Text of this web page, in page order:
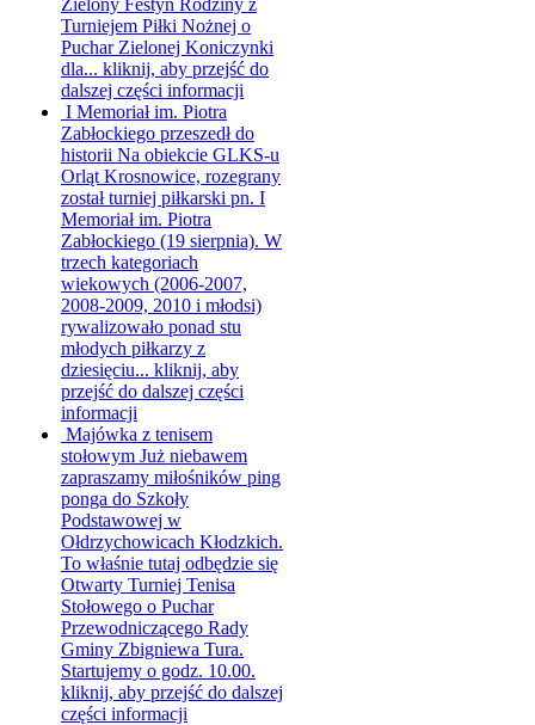
Turniejem Piłki Nożnej o
Puchar Zielonej Koniczynki
dla... kliknij, aby przejść do
dalszej części informacji
I Memoriał im. Piotra
Zabłockiego przeszedł do
historii Na obiekcie GLKS-u
Orląt Krosnowice, rozegrany
został turniej piłkarski pn. I
Memoriał im. Piotra
Zabłockiego (19 sierpnia). W
trzech kategoriach
wiekowych (2006-2007,
2008-2009, 2010 i młodsi)
rywalizowało ponad stu
młodych piłkarzy z
dziesięciu... kliknij, aby
przejść do dalszej części
informacji
Majówka z tenisem
stołowym Już niebawem
zapraszamy miłośników ping
ponga do Szkoły
Podstawowej w
Ołdrzychowicach Kłodzkich.
To właśnie tutaj odbędzie się
Otwarty Turniej Tenisa
Stołowego o Puchar
Przewodniczącego Rady
Gminy Zbigniewa Tura.
Startujemy o godz. 10.00.
kliknij, aby przejść do dalszej
części informacji